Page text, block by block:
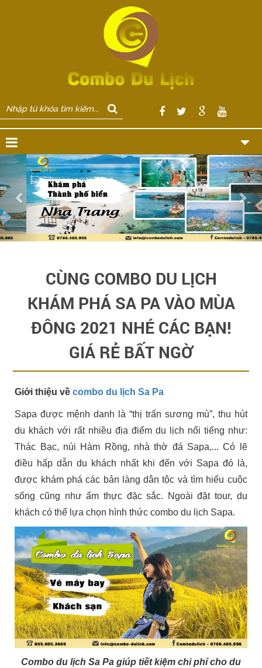
Previous
CÙNG COMBO DU LỊCH
KHÁM PHÁ SA PA VÀO MÙA
ĐÔNG 2021 NHÉ CÁC BẠN!
GIÁ RẺ BẤT NGỜ
Giới thiệu vềcombo du lịch Sa Pa
Sapa được mệnh danh là “thị trấn sương mù”, thu hút
du khách với rất nhiều địa điểm du lịch nổi tiếng như:
Thác Bạc, núi Hàm Rồng, nhà thờ đá Sapa,... Có lẽ
điều hấp dẫn du khách nhất khi đến với Sapa đó là,
được khám phá các bản làng dân tộc và tìm hiểu cuộc
sống cũng như ẩm thực đặc sắc. Ngoài đặt tour, du
khách có thể lựa chọn hình thức combo du lịch Sapa.
Combo du lịch Sa Pa giúp tiết kiệm chi phí cho du